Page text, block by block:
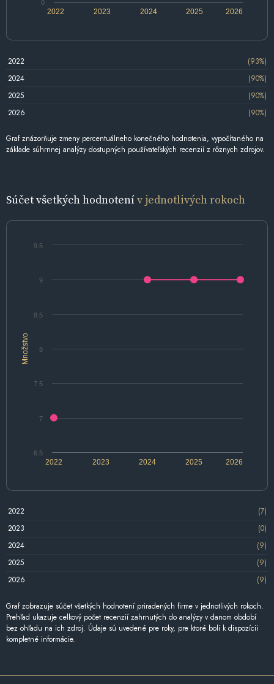
2022 2024 2026
2023 2025
0
2022
(93%)
2024
(90%)
2025
(90%)
2026
(90%)
Graf znázorňuje zmeny percentuálneho konečného hodnotenia, vypočítaného na
základe súhrnnej analýzy dostupných používateľských recenzií z rôznych zdrojov.
Súčet všetkých hodnotenív jednotlivých rokoch
Množstvo
2022 2024 2026
2023 2025
6.5
7
7.5
8
8.5
9
9.5
2022
(7)
2023
(0)
2024
(9)
2025
(9)
2026
(9)
Graf zobrazuje súčet všetkých hodnotení priradených firme v jednotlivých rokoch.
Prehľad ukazuje celkový počet recenzií zahrnutých do analýzy v danom období
bez ohľadu na ich zdroj. Údaje sú uvedené pre roky, pre ktoré boli k dispozícii
kompletné informácie.